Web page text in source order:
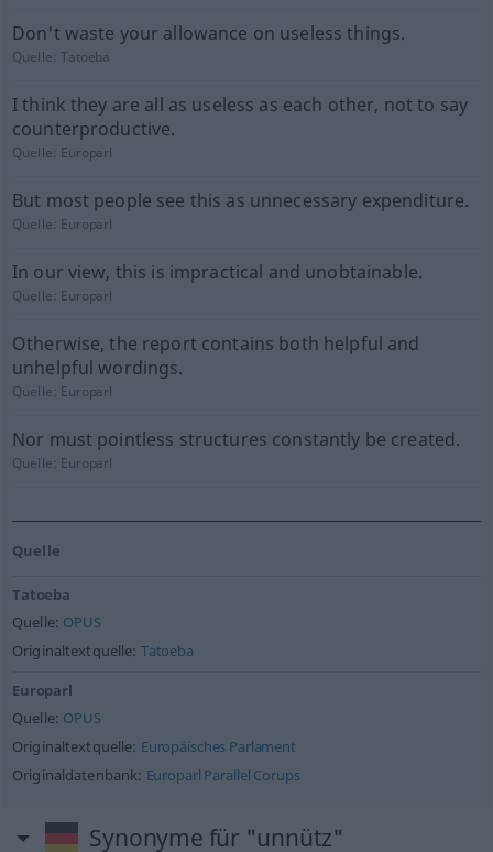
Don't waste your allowance on useless things.
Quelle:Tatoeba
I think they are all as useless as each other, not to say
counterproductive.
Quelle: Europarl
But most people see this as unnecessary expenditure.
Quelle: Europarl
In our view, this is impractical and unobtainable.
Quelle: Europarl
Otherwise, the report contains both helpful and
unhelpful wordings.
Quelle: Europarl
Nor must pointless structures constantly be created.
Quelle: Europarl
Quelle
Tatoeba
Quelle: OPUS
Originaltextquelle: Tatoeba
Europarl
Quelle: OPUS
Originaltextquelle: Europäisches Parlament
Originaldatenbank: Europarl Parallel Corups
Synonyme für "unnütz"